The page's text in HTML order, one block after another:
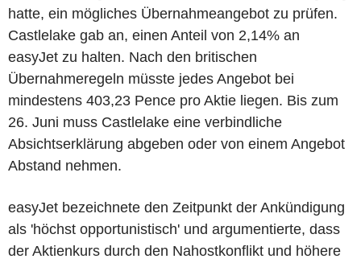
hatte, ein mögliches Übernahmeangebot zu prüfen.
Castlelake gab an, einen Anteil von 2,14% an
easyJet zu halten. Nach den britischen
Übernahmeregeln müsste jedes Angebot bei
mindestens 403,23 Pence pro Aktie liegen. Bis zum
26. Juni muss Castlelake eine verbindliche
Absichtserklärung abgeben oder von einem Angebot
Abstand nehmen.
easyJet bezeichnete den Zeitpunkt der Ankündigung
als 'höchst opportunistisch' und argumentierte, dass
der Aktienkurs durch den Nahostkonflikt und höhere